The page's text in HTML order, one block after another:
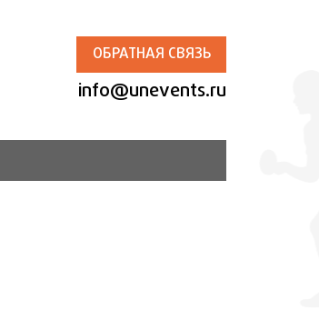
ОБРАТНАЯ СВЯЗЬ
info@unevents.ru